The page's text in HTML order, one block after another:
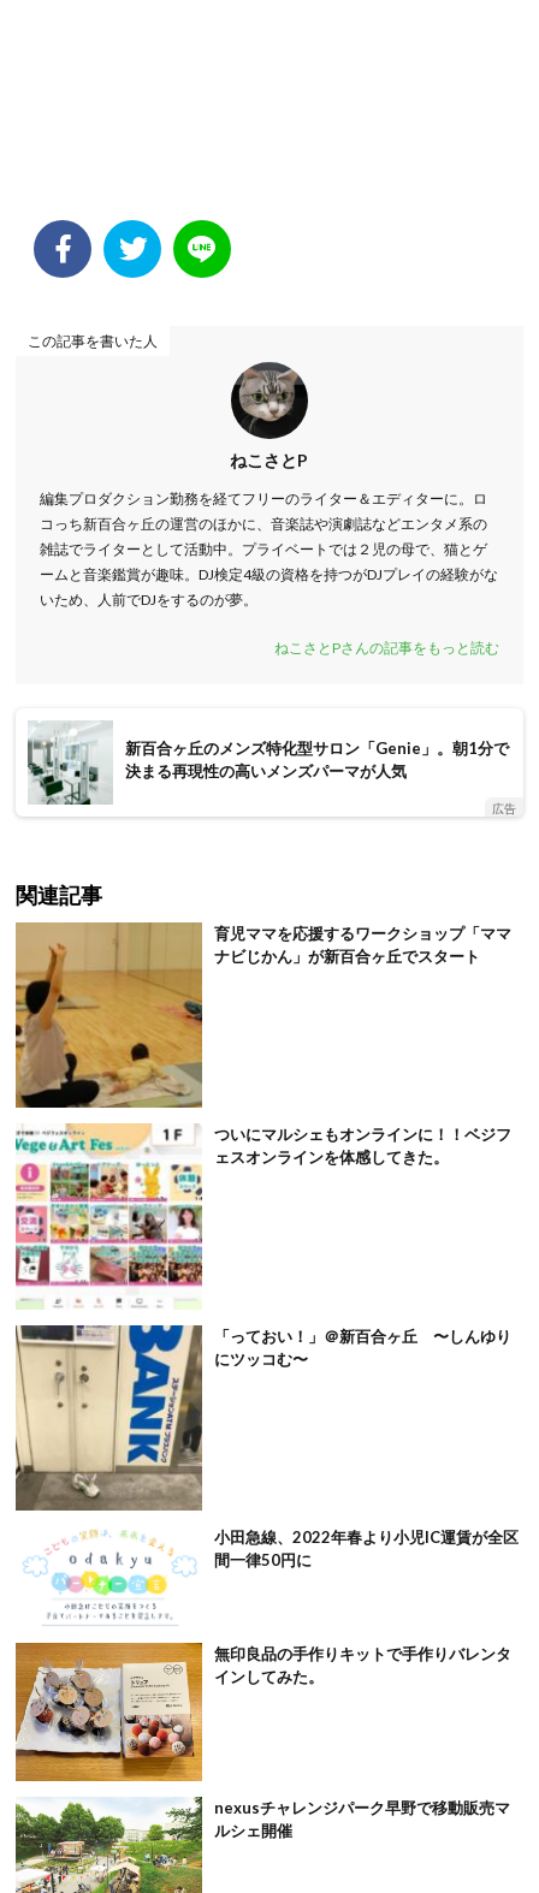
この記事を書いた人
ねこさとP
編集プロダクション勤務を経てフリーのライター＆エディターに。ロ
コっち新百合ヶ丘の運営のほかに、音楽誌や演劇誌などエンタメ系の
雑誌でライターとして活動中。プライベートでは２児の母で、猫とゲ
ームと音楽鑑賞が趣味。DJ検定4級の資格を持つがDJプレイの経験がな
いため、人前でDJをするのが夢。
ねこさとPさんの記事をもっと読む
新百合ヶ丘のメンズ特化型サロン「Genie」。朝1分で
決まる再現性の高いメンズパーマが人気
広告
関連記事
育児ママを応援するワークショップ「ママ
ナビじかん」が新百合ヶ丘でスタート
ついにマルシェもオンラインに！！ベジフ
ェスオンラインを体感してきた。
「っておい！」＠新百合ヶ丘 〜しんゆり
にツッコむ〜
小田急線、2022年春より小児IC運賃が全区
間一律50円に
無印良品の手作りキットで手作りバレンタ
インしてみた。
nexusチャレンジパーク早野で移動販売マ
ルシェ開催